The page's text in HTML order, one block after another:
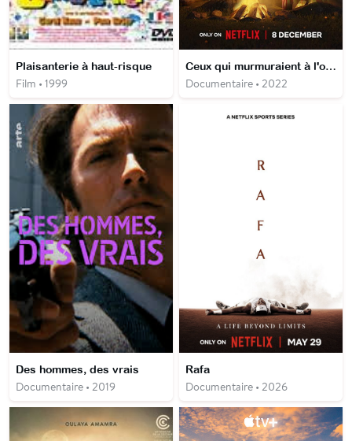
Plaisanterie à haut-risque
Film • 1999
Ceux qui murmuraient à l'oreille de l'éléphanteau
Documentaire • 2022
Des hommes, des vrais
Documentaire • 2019
Rafa
Documentaire • 2026